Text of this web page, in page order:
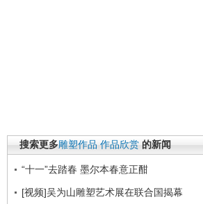
搜索更多雕塑作品 作品欣赏 的新闻
“十一”去踏春 墨尔本春意正酣
[视频]吴为山雕塑艺术展在联合国揭幕